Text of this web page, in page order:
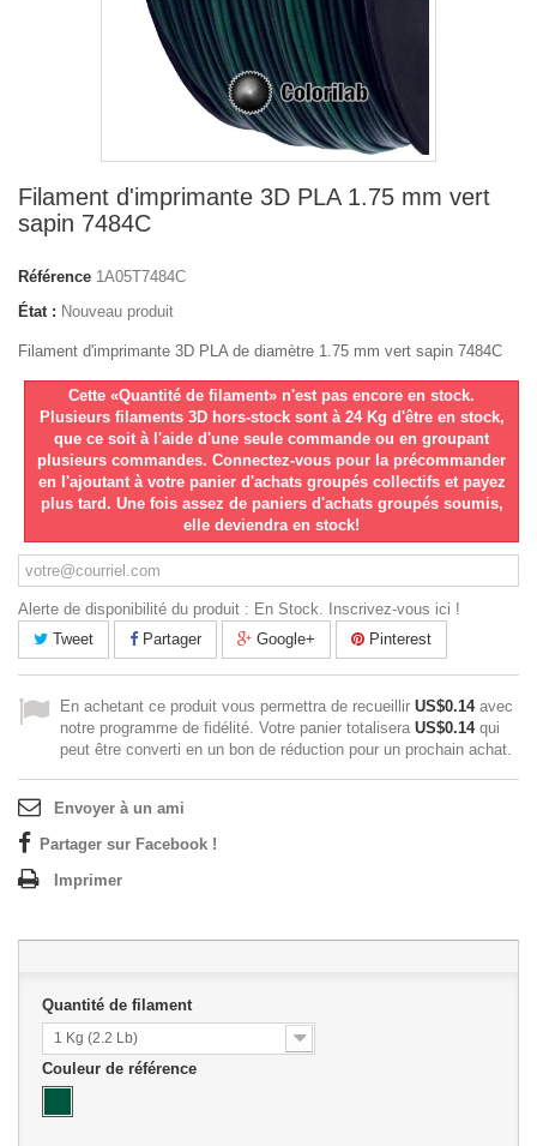
Filament d'imprimante 3D PLA 1.75 mm vert
sapin 7484C
Référence 1A05T7484C
État : Nouveau produit
Filament d'imprimante 3D PLA de diamètre 1.75 mm vert sapin 7484C
Cette «Quantité de filament» n'est pas encore en stock.
Plusieurs filaments 3D hors-stock sont à 24 Kg d'être en stock,
que ce soit à l'aide d'une seule commande ou en groupant
plusieurs commandes. Connectez-vous pour la précommander
en l'ajoutant à votre panier d'achats groupés collectifs et payez
plus tard. Une fois assez de paniers d'achats groupés soumis,
elle deviendra en stock!
Alerte de disponibilité du produit : En Stock. Inscrivez-vous ici !
Tweet
Partager Google+ Pinterest
En achetant ce produit vous permettra de recueillir US$0.14avec
notre programme de fidélité. Votre panier totalisera US$0.14qui
peut être converti en un bon de réduction pour un prochain achat.
Envoyer à un ami
Partager sur Facebook !
Imprimer
Quantité de filament
1 Kg (2.2 Lb)
Couleur de référence